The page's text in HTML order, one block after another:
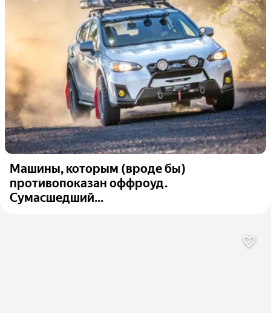
Машины, которым (вроде бы)
противопоказан оффроуд.
Сумасшедший...